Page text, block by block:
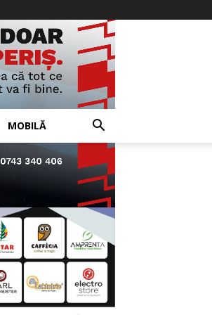
MOBILĂ